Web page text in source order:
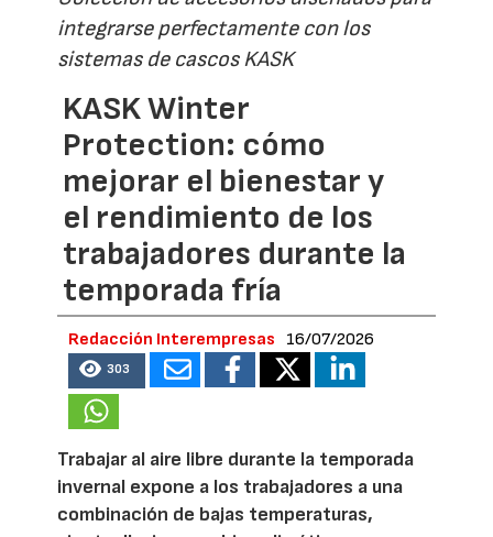
integrarse perfectamente con los
sistemas de cascos KASK
KASK Winter
Protection: cómo
mejorar el bienestar y
el rendimiento de los
trabajadores durante la
temporada fría
Redacción Interempresas 16/07/2026
303
Trabajar al aire libre durante la temporada
invernal expone a los trabajadores a una
combinación de bajas temperaturas,